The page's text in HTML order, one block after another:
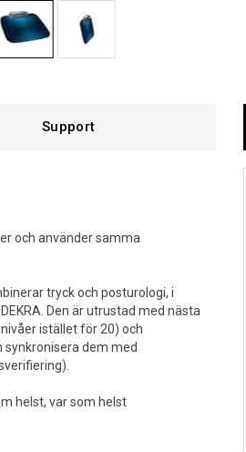
Support
och använder samma
tryck och posturologi, i
Den är utrustad med nästa
istället för 20) och
synkronisera dem med
helst, var som helst